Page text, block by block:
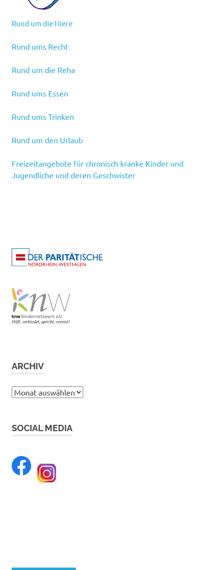
Rund um die Niere
Rund ums Recht
Rund um die Reha
Rund ums Essen
Rund ums Trinken
Rund um den Urlaub
Freizeitangebote für chronisch kranke Kinder und
Jugendliche und deren Geschwister
ARCHIV
Archiv
SOCIAL MEDIA